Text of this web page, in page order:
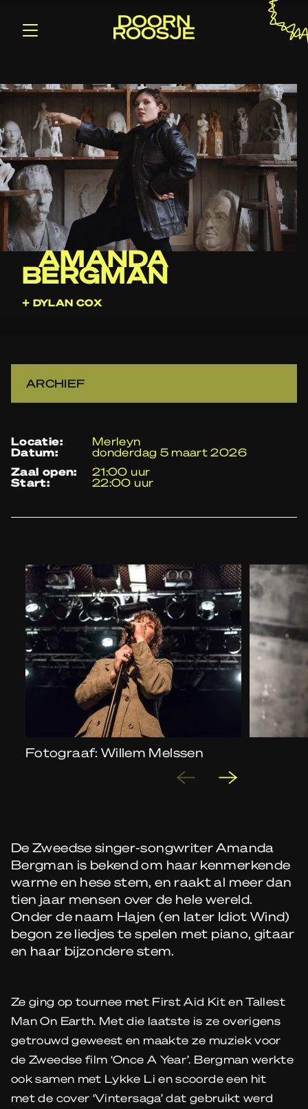
AMANDA
BERGMAN
+ DYLAN COX
ARCHIEF
locatie: Merleyn
datum:
donderdag 5 maart 2026
zaal open:
21:00 uur
start: 22:00 uur
Fotograaf: Willem Melssen
De Zweedse singer-songwriter Amanda
Bergman is bekend om haar kenmerkende
warme en hese stem, en raakt al meer dan
tien jaar mensen over de hele wereld.
Onder de naam Hajen (en later Idiot Wind)
begon ze liedjes te spelen met piano, gitaar
en haar bijzondere stem.
Ze ging op tournee met First Aid Kit en Tallest
Man On Earth. Met die laatste is ze overigens
getrouwd geweest en maakte ze muziek voor
de Zweedse film ‘Once A Year’. Bergman werkte
ook samen met Lykke Li en scoorde een hit
met de cover ‘Vintersaga’ dat gebruikt werd